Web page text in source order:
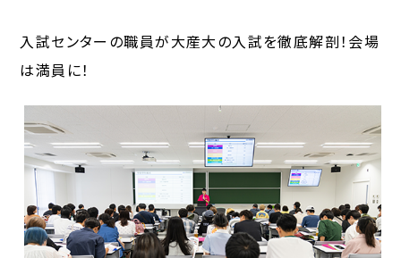
入試センターの職員が大産大の入試を徹底解剖！会場
は満員に！